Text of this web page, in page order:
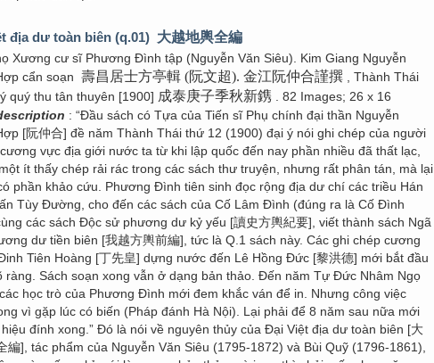
địa dư toàn biên (q.01) 大越地輿全編
Xương cư sĩ Phương Đình tập (Nguyễn Văn Siêu). Kim Giang Nguyễn
cẩn soạn 壽昌居士方亭輯 (阮文超). 金江阮仲合謹撰 , Thành Thái
quý thu tân thuyên [1900] 成泰庚子季秋新鎸 . 82 Images; 26 x 16
: “Đầu sách có Tựa của Tiến sĩ Phụ chính đại thần Nguyễn
[阮仲合] đề năm Thành Thái thứ 12 (1900) đại ý nói ghi chép của người
vực địa giới nước ta từ khi lập quốc đến nay phần nhiều đã thất lạc,
ít thấy chép rải rác trong các sách thư truyện, nhưng rất phân tán, mà lại
phần khảo cứu. Phương Đình tiên sinh đọc rộng địa dư chí các triều Hán
Tùy Đường, cho đến các sách của Cố Lâm Đình (đúng ra là Cố Đình
các sách Độc sử phương dư kỷ yếu [讀史方輿紀要], viết thành sách Ngã
dư tiền biên [我越方輿前編], tức là Q.1 sách này. Các ghi chép cương
Tiên Hoàng [丁先皇] dựng nước đến Lê Hồng Đức [黎洪德] mới bắt đầu
ràng. Sách soạn xong vẫn ở dạng bản thảo. Đến năm Tự Đức Nhâm Ngọ
học trò của Phương Đình mới đem khắc ván để in. Nhưng công việc
vì gặp lúc có biến (Pháp đánh Hà Nội). Lại phải để 8 năm sau nữa mới
đính xong.” Đó là nói về nguyên thủy của Đại Việt địa dư toàn biên [大
編], tác phẩm của Nguyễn Văn Siêu (1795-1872) và Bùi Quỹ (1796-1861),